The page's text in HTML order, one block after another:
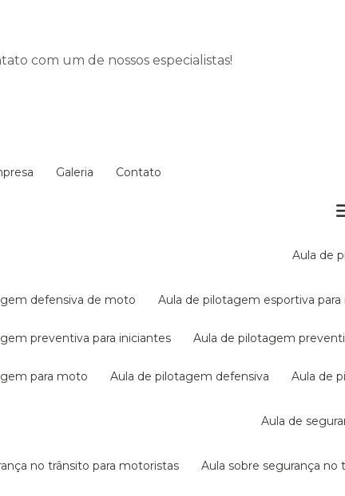
com um de nossos especialistas!
Galeria Contato
aula de
defensiva de moto aula de pilotagem esportiva
preventiva para iniciantes aula de pilotagem
para moto aula de pilotagem defensiva aula de
aula de
no trânsito para motoristas aula sobre segurança